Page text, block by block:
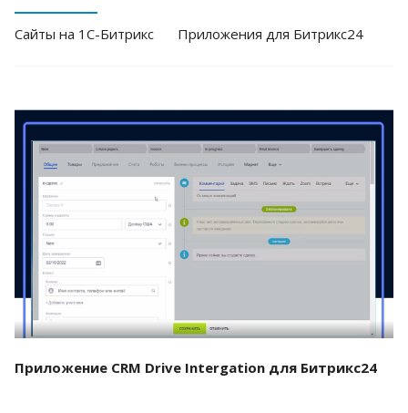
Cайты на 1С-Битрикс Приложения для Битрикс24
Смотреть проект
Приложение CRM Drive Intergation для Битрикс24